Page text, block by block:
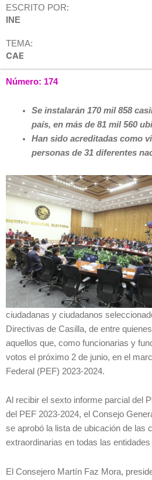
ESCRITO POR:
INE
TEMA:
CAE
Número: 174
Se instalarán 170 mil 858
país, en más de 81 mil 560
Han sido acreditadas como
personas de 31 diferentes
ciudadanas y ciudadanos
Directivas de Casilla, de entre
aquellos que, como funcionarias y
votos el próximo 2 de junio, en el
Federal (PEF) 2023-2024.
Al recibir el sexto informe parcial del
del PEF 2023-2024, el Consejo
se aprobó la lista de ubicación de las
extraordinarias en todas las
El Consejero Martín Faz Mora,